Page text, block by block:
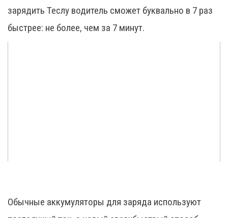
зарядить Теслу водитель сможет буквально в 7 раз
быстрее: не более, чем за 7 минут.
Обычные аккумуляторы для заряда используют